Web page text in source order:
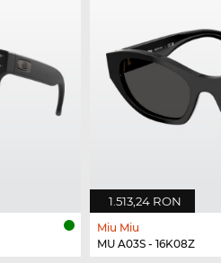
1.513,24 RON
Miu Miu
MU A03S - 16K08Z